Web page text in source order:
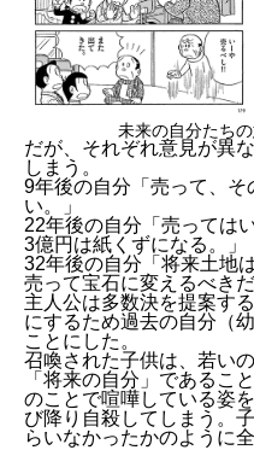
未来の自分たち
だが、それぞれ意見が異
しまう。
9年後の自分「売って、そ
い。」
22年後の自分「売っては
3億円は紙くずになる。」
32年後の自分「将来土地
売って宝石に変えるべきだ
主人公は多数決を提案す
にするため過去の自分（
ことにした。
召喚された子供は、若い
「将来の自分」であるこ
のことで喧嘩している姿
び降り自殺してしまう。
らいなかったかのように